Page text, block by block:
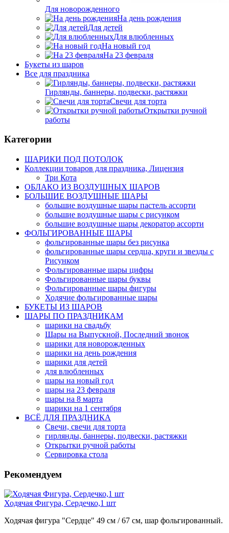
Для новорожденного
На день рождения
Для детей
Для влюбленных
На новый год
На 23 февраля
Букеты из шаров
Bсе для праздника
Гирлянды, баннеры, подвески, растяжки
Свечи для торта
Открытки ручной
работы
Категории
ШАРИКИ ПОД ПОТОЛОК
Коллекции товаров для праздника, Лицензия
Три Кота
ОБЛАКО ИЗ ВОЗДУШНЫХ ШАРОВ
БОЛЬШИЕ ВОЗДУШНЫЕ ШАРЫ
большие воздушные шары пастель ассорти
большие воздушные шары с рисунком
большие воздушные шары декоратор ассорти
ФОЛЬГИРОВАННЫЕ ШАРЫ
фольгированные шары без рисунка
фольгированные шары сердца, круги и звезды с
Рисунком
Фольгированные шары цифры
Фольгированные шары буквы
Фольгированные шары фигуры
Ходячие фольгированные шары
БУКЕТЫ ИЗ ШАРОВ
ШАРЫ ПО ПРАЗДНИКАМ
шарики на свадьбу
Шары на Выпускной, Последний звонок
шарики для новорожденных
шарики на день рождения
шарики для детей
для влюбленных
шары на новый год
шары на 23 февраля
шары на 8 марта
шарики на 1 сентября
ВСЁ ДЛЯ ПРАЗДНИКА
Свечи, свечи для торта
гирлянды, баннеры, подвески, растяжки
Открытки ручной работы
Сервировка стола
Рекомендуем
Ходячая Фигура, Сердечко,1 шт
Ходячая фигура "Сердце" 49 см / 67 см, шар фольгированный.